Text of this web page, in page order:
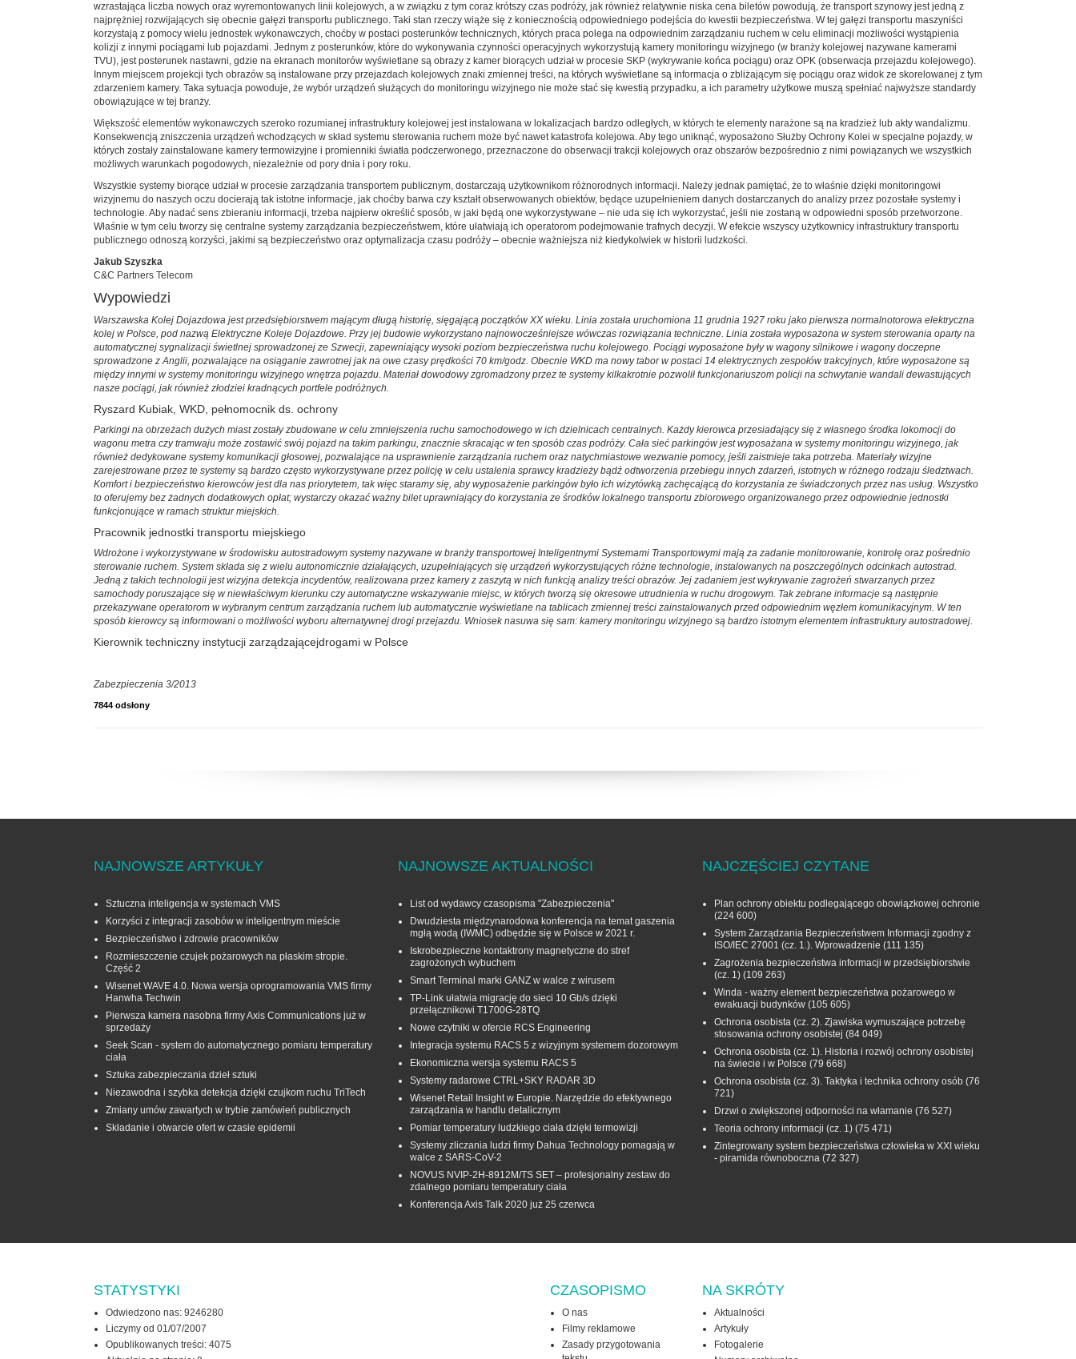
wzrastająca liczba nowych oraz wyremontowanych linii kolejowych, a w związku z tym coraz krótszy czas podróży, jak również relatywnie niska cena biletów powodują, że transport szynowy jest jedną z
najprężniej rozwijających się obecnie gałęzi transportu publicznego. Taki stan rzeczy wiąże się z koniecznością odpowiedniego podejścia do kwestii bezpieczeństwa. W tej gałęzi transportu maszyniści
korzystają z pomocy wielu jednostek wykonawczych, choćby w postaci posterunków technicznych, których praca polega na odpowiednim zarządzaniu ruchem w celu eliminacji możliwości wystąpienia
kolizji z innymi pociągami lub pojazdami. Jednym z posterunków, które do wykonywania czynności operacyjnych wykorzystują kamery monitoringu wizyjnego (w branży kolejowej nazywane kamerami
TVU), jest posterunek nastawni, gdzie na ekranach monitorów wyświetlane są obrazy z kamer biorących udział w procesie SKP (wykrywanie końca pociągu) oraz OPK (obserwacja przejazdu kolejowego).
Innym miejscem projekcji tych obrazów są instalowane przy przejazdach kolejowych znaki zmiennej treści, na których wyświetlane są informacja o zbliżającym się pociągu oraz widok ze skorelowanej z tym
zdarzeniem kamery. Taka sytuacja powoduje, że wybór urządzeń służących do monitoringu wizyjnego nie może stać się kwestią przypadku, a ich parametry użytkowe muszą spełniać najwyższe standardy
obowiązujące w tej branży.
Większość elementów wykonawczych szeroko rozumianej infrastruktury kolejowej jest instalowana w lokalizacjach bardzo odległych, w których te elementy narażone są na kradzież lub akty wandalizmu.
Konsekwencją zniszczenia urządzeń wchodzących w skład systemu sterowania ruchem może być nawet katastrofa kolejowa. Aby tego uniknąć, wyposażono Służby Ochrony Kolei w specjalne pojazdy, w
których zostały zainstalowane kamery termowizyjne i promienniki światła podczerwonego, przeznaczone do obserwacji trakcji kolejowych oraz obszarów bezpośrednio z nimi powiązanych we wszystkich
możliwych warunkach pogodowych, niezależnie od pory dnia i pory roku.
Wszystkie systemy biorące udział w procesie zarządzania transportem publicznym, dostarczają użytkownikom różnorodnych informacji. Należy jednak pamiętać, że to właśnie dzięki monitoringowi
wizyjnemu do naszych oczu docierają tak istotne informacje, jak choćby barwa czy kształt obserwowanych obiektów, będące uzupełnieniem danych dostarczanych do analizy przez pozostałe systemy i
technologie. Aby nadać sens zbieraniu informacji, trzeba najpierw określić sposób, w jaki będą one wykorzystywane – nie uda się ich wykorzystać, jeśli nie zostaną w odpowiedni sposób przetworzone.
Właśnie w tym celu tworzy się centralne systemy zarządzania bezpieczeństwem, które ułatwiają ich operatorom podejmowanie trafnych decyzji. W efekcie wszyscy użytkownicy infrastruktury transportu
publicznego odnoszą korzyści, jakimi są bezpieczeństwo oraz optymalizacja czasu podróży – obecnie ważniejsza niż kiedykolwiek w historii ludzkości.
Jakub Szyszka
C&C Partners Telecom
Wypowiedzi
Warszawska Kolej Dojazdowa jest przedsiębiorstwem mającym długą historię, sięgającą początków XX wieku. Linia została uruchomiona 11 grudnia 1927 roku jako pierwsza normalnotorowa elektryczna
kolej w Polsce, pod nazwą Elektryczne Koleje Dojazdowe. Przy jej budowie wykorzystano najnowocześniejsze wówczas rozwiązania techniczne. Linia została wyposażona w system sterowania oparty na
automatycznej sygnalizacji świetlnej sprowadzonej ze Szwecji, zapewniający wysoki poziom bezpieczeństwa ruchu kolejowego. Pociągi wyposażone były w wagony silnikowe i wagony doczepne
sprowadzone z Anglii, pozwalające na osiąganie zawrotnej jak na owe czasy prędkości 70 km/godz. Obecnie WKD ma nowy tabor w postaci 14 elektrycznych zespołów trakcyjnych, które wyposażone są
między innymi w systemy monitoringu wizyjnego wnętrza pojazdu. Materiał dowodowy zgromadzony przez te systemy kilkakrotnie pozwolił funkcjonariuszom policji na schwytanie wandali dewastujących
nasze pociągi, jak również złodziei kradnących portfele podróżnych.
Ryszard Kubiak, WKD, pełnomocnik ds. ochrony
Parkingi na obrzeżach dużych miast zostały zbudowane w celu zmniejszenia ruchu samochodowego w ich dzielnicach centralnych. Każdy kierowca przesiadający się z własnego środka lokomocji do
wagonu metra czy tramwaju może zostawić swój pojazd na takim parkingu, znacznie skracając w ten sposób czas podróży. Cała sieć parkingów jest wyposażana w systemy monitoringu wizyjnego, jak
również dedykowane systemy komunikacji głosowej, pozwalające na usprawnienie zarządzania ruchem oraz natychmiastowe wezwanie pomocy, jeśli zaistnieje taka potrzeba. Materiały wizyjne
zarejestrowane przez te systemy są bardzo często wykorzystywane przez policję w celu ustalenia sprawcy kradzieży bądź odtworzenia przebiegu innych zdarzeń, istotnych w różnego rodzaju śledztwach.
Komfort i bezpieczeństwo kierowców jest dla nas priorytetem, tak więc staramy się, aby wyposażenie parkingów było ich wizytówką zachęcającą do korzystania ze świadczonych przez nas usług. Wszystko
to oferujemy bez żadnych dodatkowych opłat; wystarczy okazać ważny bilet uprawniający do korzystania ze środków lokalnego transportu zbiorowego organizowanego przez odpowiednie jednostki
funkcjonujące w ramach struktur miejskich.
Pracownik jednostki transportu miejskiego
Wdrożone i wykorzystywane w środowisku autostradowym systemy nazywane w branży transportowej Inteligentnymi Systemami Transportowymi mają za zadanie monitorowanie, kontrolę oraz pośrednio
sterowanie ruchem. System składa się z wielu autonomicznie działających, uzupełniających się urządzeń wykorzystujących różne technologie, instalowanych na poszczególnych odcinkach autostrad.
Jedną z takich technologii jest wizyjna detekcja incydentów, realizowana przez kamery z zaszytą w nich funkcją analizy treści obrazów. Jej zadaniem jest wykrywanie zagrożeń stwarzanych przez
samochody poruszające się w niewłaściwym kierunku czy automatyczne wskazywanie miejsc, w których tworzą się okresowe utrudnienia w ruchu drogowym. Tak zebrane informacje są następnie
przekazywane operatorom w wybranym centrum zarządzania ruchem lub automatycznie wyświetlane na tablicach zmiennej treści zainstalowanych przed odpowiednim węzłem komunikacyjnym. W ten
sposób kierowcy są informowani o możliwości wyboru alternatywnej drogi przejazdu. Wniosek nasuwa się sam: kamery monitoringu wizyjnego są bardzo istotnym elementem infrastruktury autostradowej.
Kierownik techniczny instytucji zarządzającejdrogami w Polsce
Zabezpieczenia 3/2013
7844 odsłony
NAJNOWSZE ARTYKUŁY
Sztuczna inteligencja w systemach VMS
Korzyści z integracji zasobów w inteligentnym mieście
Bezpieczeństwo i zdrowie pracowników
Rozmieszczenie czujek pożarowych na płaskim stropie.
Część 2
Wisenet WAVE 4.0. Nowa wersja oprogramowania VMS firmy
Hanwha Techwin
Pierwsza kamera nasobna firmy Axis Communications już w
sprzedaży
Seek Scan - system do automatycznego pomiaru temperatury
ciała
Sztuka zabezpieczania dzieł sztuki
Niezawodna i szybka detekcja dzięki czujkom ruchu TriTech
Zmiany umów zawartych w trybie zamówień publicznych
Składanie i otwarcie ofert w czasie epidemii
NAJNOWSZE AKTUALNOŚCI
List od wydawcy czasopisma "Zabezpieczenia"
Dwudziesta międzynarodowa konferencja na temat gaszenia
mgłą wodą (IWMC) odbędzie się w Polsce w 2021 r.
Iskrobezpieczne kontaktrony magnetyczne do stref
zagrożonych wybuchem
Smart Terminal marki GANZ w walce z wirusem
TP-Link ułatwia migrację do sieci 10 Gb/s dzięki
przełącznikowi T1700G‑28TQ
Nowe czytniki w ofercie RCS Engineering
Integracja systemu RACS 5 z wizyjnym systemem dozorowym
Ekonomiczna wersja systemu RACS 5
Systemy radarowe CTRL+SKY RADAR 3D
Wisenet Retail Insight w Europie. Narzędzie do efektywnego
zarządzania w handlu detalicznym
Pomiar temperatury ludzkiego ciała dzięki termowizji
Systemy zliczania ludzi firmy Dahua Technology pomagają w
walce z SARS-CoV-2
NOVUS NVIP-2H-8912M/TS SET – profesjonalny zestaw do
zdalnego pomiaru temperatury ciała
Konferencja Axis Talk 2020 już 25 czerwca
NAJCZĘŚCIEJ CZYTANE
Plan ochrony obiektu podlegającego obowiązkowej ochronie
(224 600)
System Zarządzania Bezpieczeństwem Informacji zgodny z
ISO/IEC 27001 (cz. 1.). Wprowadzenie (111 135)
Zagrożenia bezpieczeństwa informacji w przedsiębiorstwie
(cz. 1) (109 263)
Winda - ważny element bezpieczeństwa pożarowego w
ewakuacji budynków (105 605)
Ochrona osobista (cz. 2). Zjawiska wymuszające potrzebę
stosowania ochrony osobistej (84 049)
Ochrona osobista (cz. 1). Historia i rozwój ochrony osobistej
na świecie i w Polsce (79 668)
Ochrona osobista (cz. 3). Taktyka i technika ochrony osób (76
721)
Drzwi o zwiększonej odporności na włamanie (76 527)
Teoria ochrony informacji (cz. 1) (75 471)
Zintegrowany system bezpieczeństwa człowieka w XXI wieku
- piramida równoboczna (72 327)
STATYSTYKI
Odwiedzono nas: 9246280
Liczymy od 01/07/2007
Opublikowanych treści: 4075
CZASOPISMO
O nas
Filmy reklamowe
Zasady przygotowania
NA SKRÓTY
Aktualności
Artykuły
Fotogalerie